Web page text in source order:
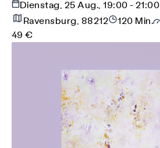
Dienstag, 25 Aug., 19:00 - 21:00
Ravensburg, 88212
120 Min.
49 €